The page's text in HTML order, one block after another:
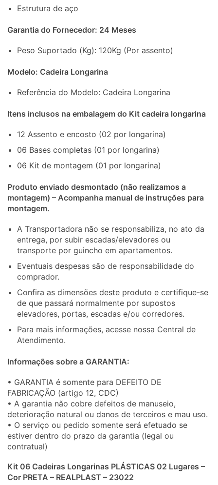
Estrutura de aço
Garantia do Fornecedor: 24 Meses
Peso Suportado (Kg): 120Kg (Por assento)
Modelo: Cadeira Longarina
Referência do Modelo: Cadeira Longarina
Itens inclusos na embalagem do Kit cadeira longarina
12 Assento e encosto (02 por longarina)
06 Bases completas (01 por longarina)
06 Kit de montagem (01 por longarina)
Produto enviado desmontado (não realizamos a
montagem) – Acompanha manual de instruções para
montagem.
A Transportadora não se responsabiliza, no ato da
entrega, por subir escadas/elevadores ou
transporte por guincho em apartamentos.
Eventuais despesas são de responsabilidade do
comprador.
Confira as dimensões deste produto e certifique-se
de que passará normalmente por supostos
elevadores, portas, escadas e/ou corredores.
Para mais informações, acesse nossa Central de
Atendimento.
Informações sobre a GARANTIA:
• GARANTIA é somente para DEFEITO DE
FABRICAÇÃO (artigo 12, CDC)
• A garantia não cobre defeitos de manuseio,
deterioração natural ou danos de terceiros e mau uso.
• O serviço ou pedido somente será efetuado se
estiver dentro do prazo da garantia (legal ou
contratual)
Kit 06 Cadeiras Longarinas PLÁSTICAS 02 Lugares –
Cor PRETA – REALPLAST – 23022